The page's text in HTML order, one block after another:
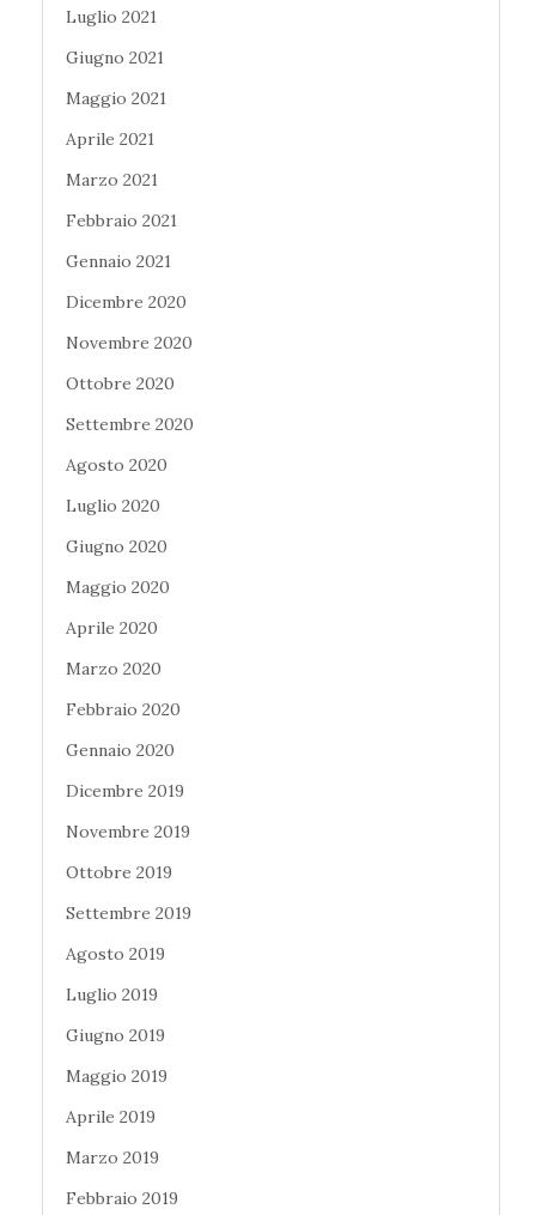
Luglio 2021
Giugno 2021
Maggio 2021
Aprile 2021
Marzo 2021
Febbraio 2021
Gennaio 2021
Dicembre 2020
Novembre 2020
Ottobre 2020
Settembre 2020
Agosto 2020
Luglio 2020
Giugno 2020
Maggio 2020
Aprile 2020
Marzo 2020
Febbraio 2020
Gennaio 2020
Dicembre 2019
Novembre 2019
Ottobre 2019
Settembre 2019
Agosto 2019
Luglio 2019
Giugno 2019
Maggio 2019
Aprile 2019
Marzo 2019
Febbraio 2019